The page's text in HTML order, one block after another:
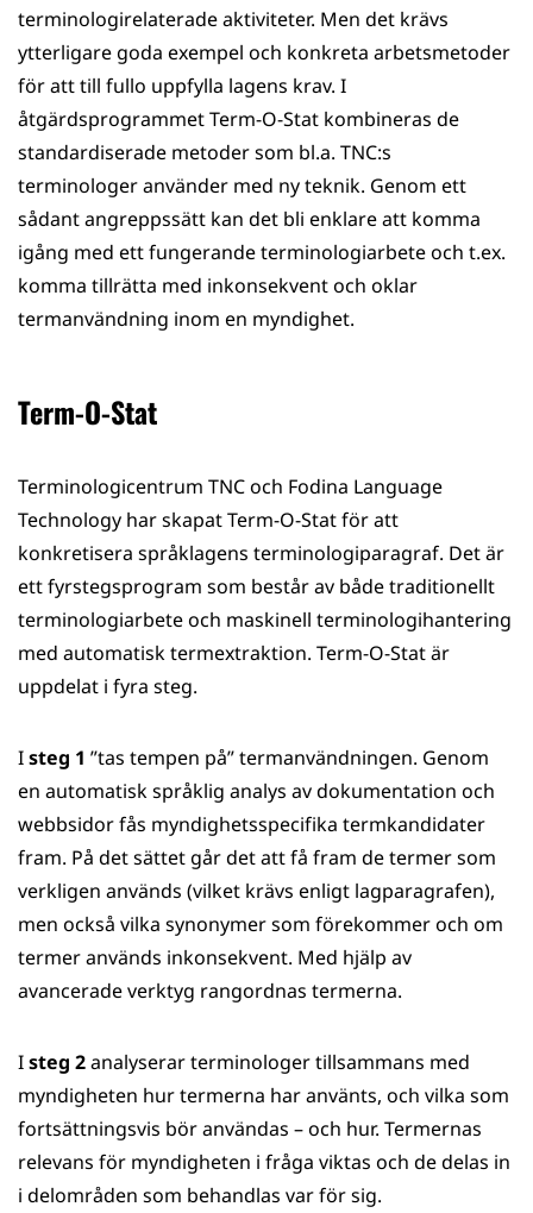
terminologirelaterade aktiviteter. Men det krävs
ytterligare goda exempel och konkreta arbetsmetoder
för att till fullo uppfylla lagens krav. I
åtgärdsprogrammet Term-O-Stat kombineras de
standardiserade metoder som bl.a. TNC:s
terminologer använder med ny teknik. Genom ett
sådant angreppssätt kan det bli enklare att komma
igång med ett fungerande terminologiarbete och t.ex.
komma tillrätta med inkonsekvent och oklar
termanvändning inom en myndighet.
Term-O-Stat
Terminologicentrum TNC och Fodina Language
Technology har skapat Term-O-Stat för att
konkretisera språklagens terminologiparagraf. Det är
ett fyrstegsprogram som består av både traditionellt
terminologiarbete och maskinell terminologihantering
med automatisk termextraktion. Term-O-Stat är
uppdelat i fyra steg.
Isteg 1 ”tas tempen på” termanvändningen. Genom
en automatisk språklig analys av dokumentation och
webbsidor fås myndighetsspecifika termkandidater
fram. På det sättet går det att få fram de termer som
verkligen används (vilket krävs enligt lagparagrafen),
men också vilka synonymer som förekommer och om
termer används inkonsekvent. Med hjälp av
avancerade verktyg rangordnas termerna.
Isteg 2analyserar terminologer tillsammans med
myndigheten hur termerna har använts, och vilka som
fortsättningsvis bör användas – och hur. Termernas
relevans för myndigheten i fråga viktas och de delas in
i delområden som behandlas var för sig.